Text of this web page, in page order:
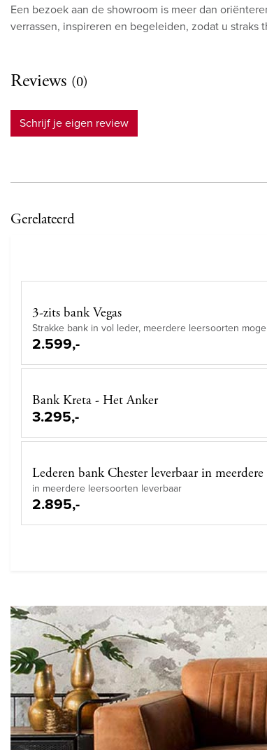
Een bezoek aan de showroom is meer dan
verrassen, inspireren en begeleiden, zodat u
Reviews (0)
Schrijf je eigen review
Gerelateerd
3-zits bank Vegas
Strakke bank in vol leder, meerdere leersoorten
2.599,-
Bank Kreta - Het Anker
3.295,-
Lederen bank Chester leverbaar in
in meerdere leersoorten leverbaar
2.895,-